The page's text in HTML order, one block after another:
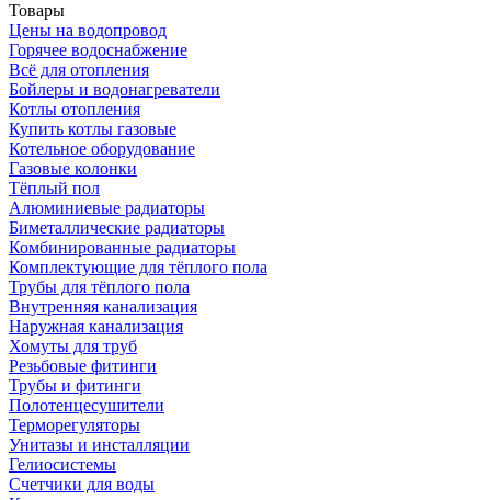
Товары
Цены на водопровод
Горячее водоснабжение
Всё для отопления
Бойлеры и водонагреватели
Котлы отопления
Купить котлы газовые
Котельное оборудование
Газовые колонки
Тёплый пол
Алюминиевые радиаторы
Биметаллические радиаторы
Комбинированные радиаторы
Комплектующие для тёплого пола
Трубы для тёплого пола
Внутренняя канализация
Наружная канализация
Хомуты для труб
Резьбовые фитинги
Трубы и фитинги
Полотенцесушители
Терморегуляторы
Унитазы и инсталляции
Гелиосистемы
Счетчики для воды